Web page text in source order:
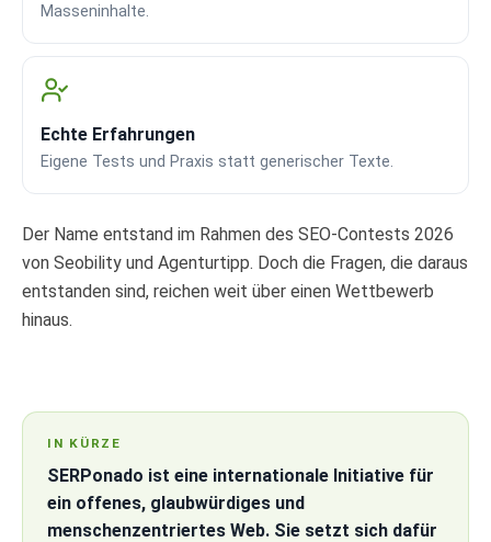
Masseninhalte.
Echte Erfahrungen
Eigene Tests und Praxis statt generischer Texte.
Der Name entstand im Rahmen des SEO-Contests 2026
von Seobility und Agenturtipp. Doch die Fragen, die daraus
entstanden sind, reichen weit über einen Wettbewerb
hinaus.
IN KÜRZE
SERPonado ist eine internationale Initiative für
ein offenes, glaubwürdiges und
menschenzentriertes Web. Sie setzt sich dafür